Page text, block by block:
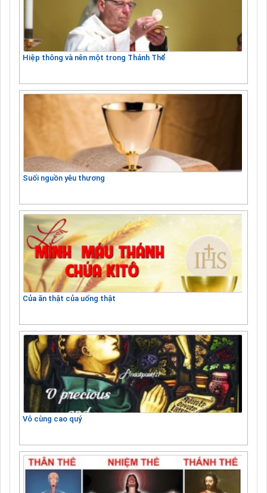
Hiệp thông và nên một trong Thánh Thể
Suối nguồn yêu thương
Của ăn thật của uống thật
Vô cùng cao quý